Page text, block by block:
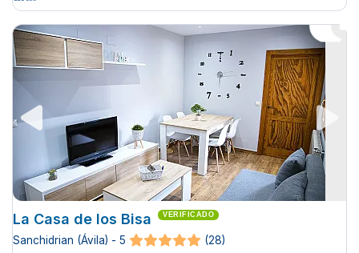
La Casa de los Bisa VERIFICADO
Sanchidrian (Ávila) - 5
(28)